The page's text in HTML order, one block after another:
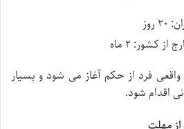
کشور: ۲ ماه
فرد از حکم آغاز می شود و بسیار
اقدام شود.
از مهلت